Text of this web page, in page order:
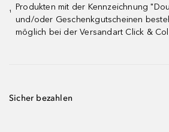
¹
Produkten mit der Kennzeichnung
und/oder Geschenkgutscheinen
möglich bei der Versandart Click &
Sicher bezahlen